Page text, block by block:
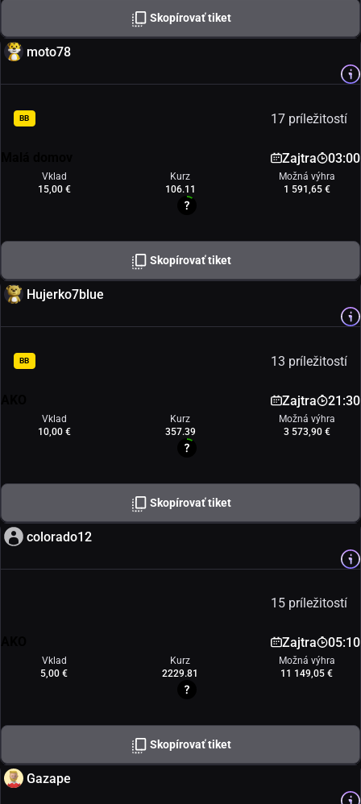
Skopírovať tiket
moto78
BB 17 príležitostí
Zajtra 03:00
Vklad
15,00 €
Kurz
106.11
Možná výhra
1 591,65 €
Skopírovať tiket
Hujerko7blue
BB 13 príležitostí
Zajtra 21:30
Vklad
10,00 €
Kurz
357.39
Možná výhra
3 573,90 €
Skopírovať tiket
colorado12
15 príležitostí
Zajtra 05:10
Vklad
5,00 €
Kurz
2229.81
Možná výhra
11 149,05 €
Skopírovať tiket
Gazape